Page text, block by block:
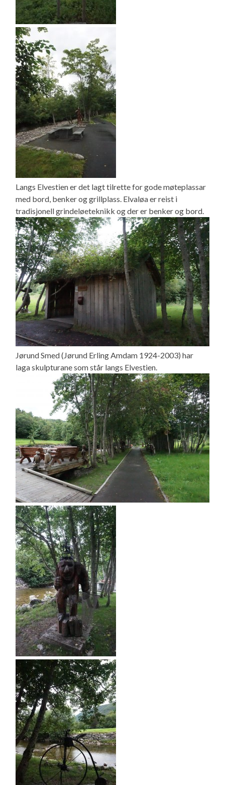
Langs Elvestien er det lagt tilrette for gode møteplassar
med bord, benker og grillplass. Elvaløa er reist i
tradisjonell grindeløeteknikk og der er benker og bord.
Jørund Smed (Jørund Erling Amdam 1924-2003) har
laga skulpturane som står langs Elvestien.